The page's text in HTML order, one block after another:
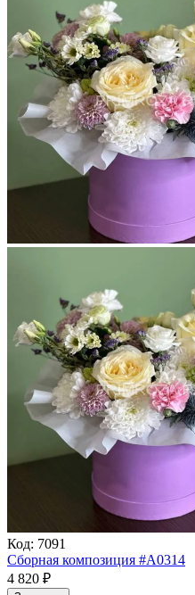
Код: 7091
Сборная композиция #А0314
4 820 ₽